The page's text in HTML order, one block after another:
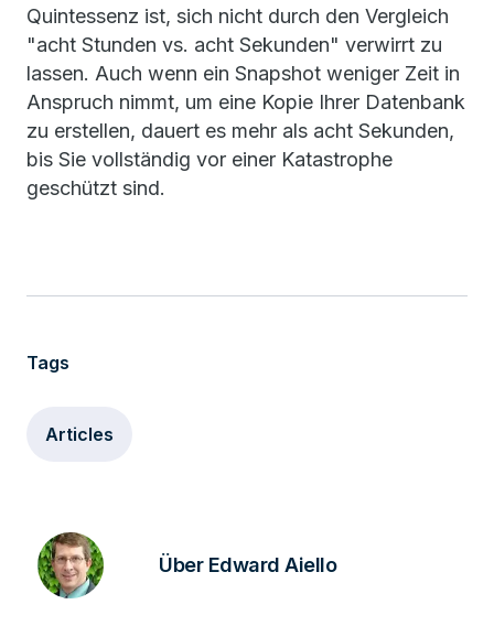
Quintessenz ist, sich nicht durch den Vergleich
"acht Stunden vs. acht Sekunden" verwirrt zu
lassen. Auch wenn ein Snapshot weniger Zeit in
Anspruch nimmt, um eine Kopie Ihrer Datenbank
zu erstellen, dauert es mehr als acht Sekunden,
bis Sie vollständig vor einer Katastrophe
geschützt sind.
Tags
Articles
Über Edward Aiello